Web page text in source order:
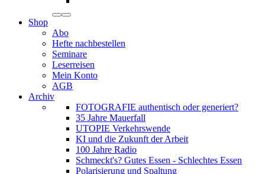
Shop
Abo
Hefte nachbestellen
Seminare
Leserreisen
Mein Konto
AGB
Archiv
FOTOGRAFIE authentisch oder generiert?
35 Jahre Mauerfall
UTOPIE Verkehrswende
KI und die Zukunft der Arbeit
100 Jahre Radio
Schmeckt's? Gutes Essen - Schlechtes Essen
Polarisierung und Spaltung